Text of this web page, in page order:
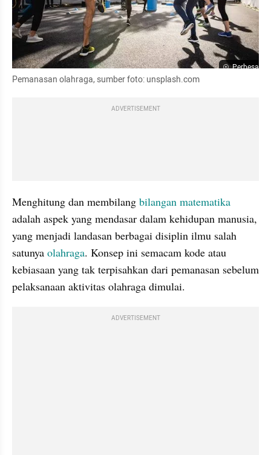
Perbesar
Pemanasan olahraga, sumber foto: unsplash.com
ADVERTISEMENT
Menghitung dan membilang bilangan matematika
adalah aspek yang mendasar dalam kehidupan manusia,
yang menjadi landasan berbagai disiplin ilmu salah
satunya olahraga. Konsep ini semacam kode atau
kebiasaan yang tak terpisahkan dari pemanasan sebelum
pelaksanaan aktivitas olahraga dimulai.
ADVERTISEMENT